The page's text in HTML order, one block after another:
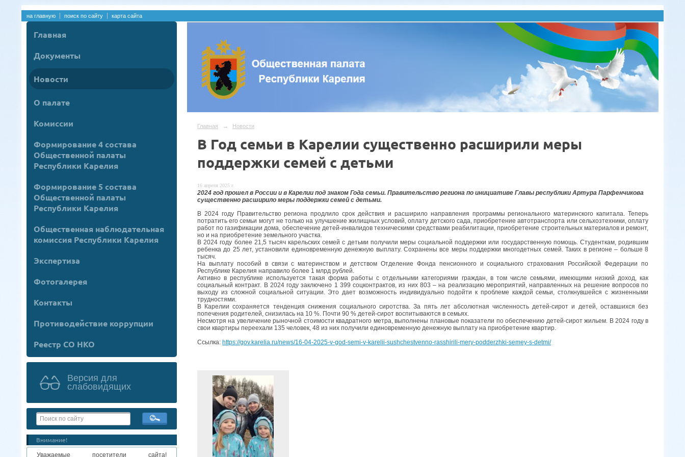
на главную поиск по сайту карта сайта
Главная
Документы
Новости
О палате
Комиссии
Формирование 4 состава
Общественной палаты
Республики Карелия
Формирование 5 состава
Общественной палаты
Республики Карелия
Общественная наблюдательная
комиссия Республики Карелия
Экспертиза
Фотогалерея
Контакты
Противодействие коррупции
Реестр СО НКО
Версия для
слабовидящих
Внимание!
Уважаемые посетители сайта!
Главная → Новости
В Год семьи в Карелии существенно расширили меры
поддержки семей с детьми
16 апреля 2025 г.
2024 год прошел в России и в Карелии под знаком Года семьи. Правительство региона по инициативе Главы республики Артура Парфенчикова
существенно расширило меры поддержки семей с детьми.
В 2024 году Правительство региона продлило срок действия и расширило направления программы регионального материнского капитала. Теперь
потратить его семьи могут не только на улучшение жилищных условий, оплату детского сада, приобретение автотранспорта или сельхозтехники, оплату
работ по газификации дома, обеспечение детей-инвалидов техническими средствами реабилитации, приобретение строительных материалов и ремонт,
но и на приобретение земельного участка.
В 2024 году более 21,5 тысяч карельских семей с детьми получили меры социальной поддержки или государственную помощь. Студенткам, родившим
ребенка до 25 лет, установили единовременную денежную выплату. Сохранены все меры поддержки многодетных семей. Таких в регионе – больше 8
тысяч.
На выплату пособий в связи с материнством и детством Отделение Фонда пенсионного и социального страхования Российской Федерации по
Республике Карелия направило более 1 млрд рублей.
Активно в республике используется такая форма работы с отдельными категориями граждан, в том числе семьями, имеющими низкий доход, как
социальный контракт. В 2024 году заключено 1 399 соцконтрактов, из них 803 – на реализацию мероприятий, направленных на решение вопросов по
выходу из сложной социальной ситуации. Это дает возможность индивидуально подойти к проблеме каждой семьи, столкнувшейся с жизненными
трудностями.
В Карелии сохраняется тенденция снижения социального сиротства. За пять лет абсолютная численность детей-сирот и детей, оставшихся без
попечения родителей, снизилась на 10 %. Почти 90 % детей-сирот воспитываются в семьях.
Несмотря на увеличение рыночной стоимости квадратного метра, выполнены плановые показатели по обеспечению детей-сирот жильем. В 2024 году в
свои квартиры переехали 135 человек, 48 из них получили единовременную денежную выплату на приобретение квартир.
Ссылка: https://gov.karelia.ru/news/16-04-2025-v-god-semi-v-karelii-sushchestvenno-rasshirili-mery-podderzhki-semey-s-detmi/